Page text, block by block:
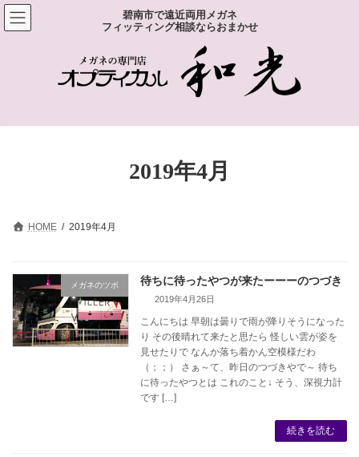
コ
ン
テ
ナ
ビ
ゲ
碧南市で遠近両用メガネ
フィッティング相談ならおまかせ
2019年4月
HOME 2019年4月
メガネのツボ 待ちに待ったやつが来たーーーのつづき
2019年4月26日
こんにちは 早朝は曇りで雨が降りそうになった
り その後晴れて来たと思たら 怪しい雲が姿を
見せたりで なんか落ち着かん空模様だわ
（；；） さぁ～て、昨日のつづきやで～ 待ち
に待ったやつとは これのこと↓ そう、深視力計
です […]
続きを読む